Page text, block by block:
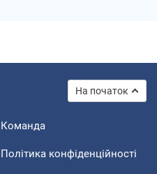
На початок
Команда
Політика конфіденційності